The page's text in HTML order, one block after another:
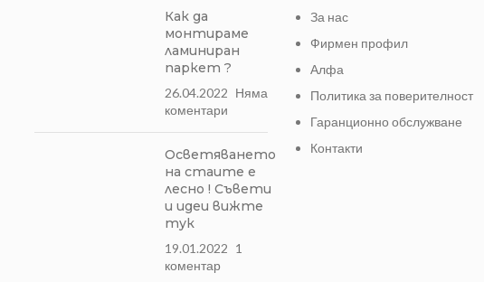
Как да
монтираме
ламиниран
паркет ?
26.04.2022 Няма
коментари
Осветяването
на стаите е
лесно ! Съвети
и идеи вижте
тук
19.01.2022 1
коментар
За нас
Фирмен профил
Алфа
Политика за поверителност
Гаранционно обслужване
Контакти